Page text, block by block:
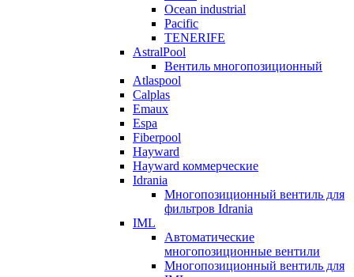
Ocean industrial
Pacific
TENERIFE
AstralPool
Вентиль многопозиционный
Atlaspool
Calplas
Emaux
Espa
Fiberpool
Hayward
Hayward коммерческие
Idrania
Многопозиционный вентиль для
фильтров Idrania
IML
Автоматические
многопозиционные вентили
Многопозиционный вентиль для